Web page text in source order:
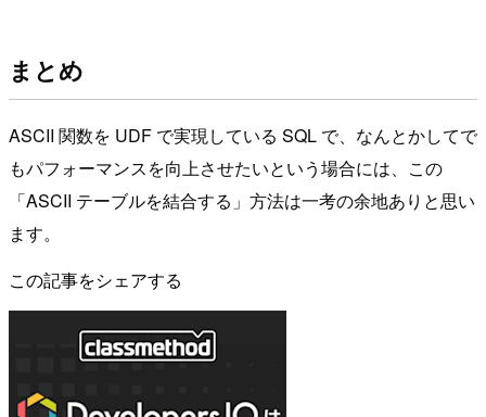
まとめ
ASCII 関数を UDF で実現している SQL で、なんとかしてで
もパフォーマンスを向上させたいという場合には、この
「ASCII テーブルを結合する」方法は一考の余地ありと思い
ます。
この記事をシェアする